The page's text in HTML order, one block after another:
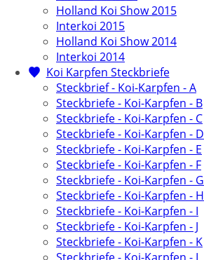
Holland Koi Show 2015
Interkoi 2015
Holland Koi Show 2014
Interkoi 2014
Koi Karpfen Steckbriefe
Steckbrief - Koi-Karpfen - A
Steckbriefe - Koi-Karpfen - B
Steckbriefe - Koi-Karpfen - C
Steckbriefe - Koi-Karpfen - D
Steckbriefe - Koi-Karpfen - E
Steckbriefe - Koi-Karpfen - F
Steckbriefe - Koi-Karpfen - G
Steckbriefe - Koi-Karpfen - H
Steckbriefe - Koi-Karpfen - I
Steckbriefe - Koi-Karpfen - J
Steckbriefe - Koi-Karpfen - K